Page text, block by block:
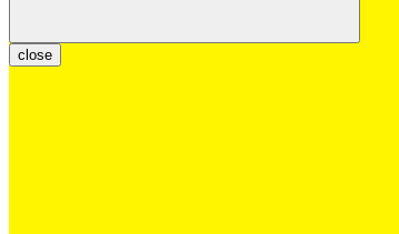
close